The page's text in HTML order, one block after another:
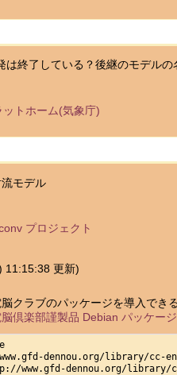
終了している？後継のモデル
トホーム(気象庁)
モデル
プロジェクト
11:15:38 更新)
クラブのパッケージを導入で
倶楽部謹製品 Debian パッケー
dennou.org/library/cc-
www.gfd-dennou.org/library/